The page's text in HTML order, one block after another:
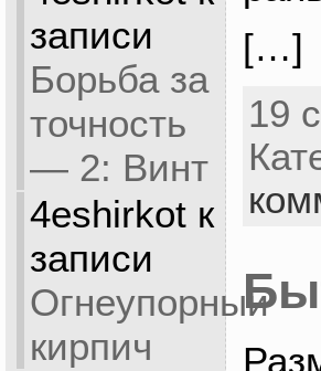
записи
Борьба за
точность
— 2: Винт
4eshirkotк
записи
Огнеупорный
кирпич
[…]
19